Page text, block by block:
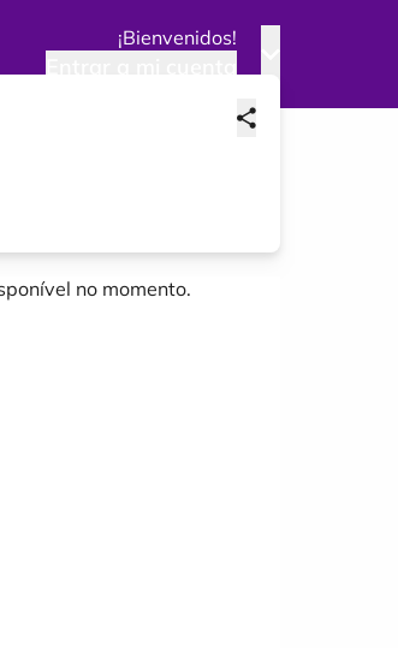
¡Bienvenidos!
no momento.